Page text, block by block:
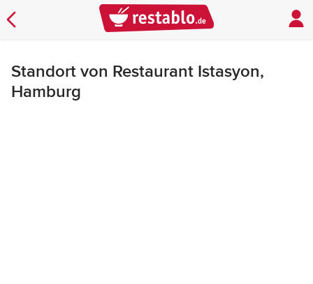
Standort von Restaurant Istasyon,
Hamburg